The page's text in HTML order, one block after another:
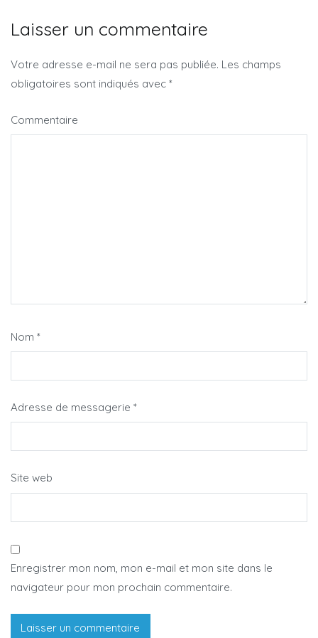
Laisser un commentaire
Votre adresse e-mail ne sera pas publiée. Les champs
obligatoires sont indiqués avec *
Commentaire
Nom *
Adresse de messagerie *
Site web
Enregistrer mon nom, mon e-mail et mon site dans le
navigateur pour mon prochain commentaire.